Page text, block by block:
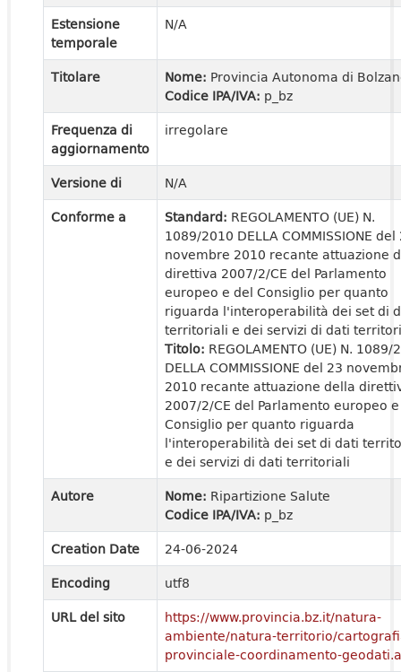
Estensione
temporale
N/A
Titolare Nome: Provincia Autonoma di
Codice IPA/IVA: p_bz
Frequenza di
aggiornamento
irregolare
Versione di
N/A
Conforme a
Standard: REGOLAMENTO (UE) N.
1089/2010 DELLA COMMISSIONE del
novembre 2010 recante attuazione
direttiva 2007/2/CE del Parlamento
europeo e del Consiglio per quanto
riguarda l'interoperabilità dei set di
territoriali e dei servizi di dati
Titolo: REGOLAMENTO (UE) N. 1089/
DELLA COMMISSIONE del 23
2010 recante attuazione della
2007/2/CE del Parlamento europeo
Consiglio per quanto riguarda
l'interoperabilità dei set di dati
e dei servizi di dati territoriali
Autore
Nome: Ripartizione Salute
Codice IPA/IVA: p_bz
Creation Date
24-06-2024
Encoding
utf8
URL del sito
https://www.provincia.bz.it/natura-
ambiente/natura-territorio/
provinciale-coordinamento-